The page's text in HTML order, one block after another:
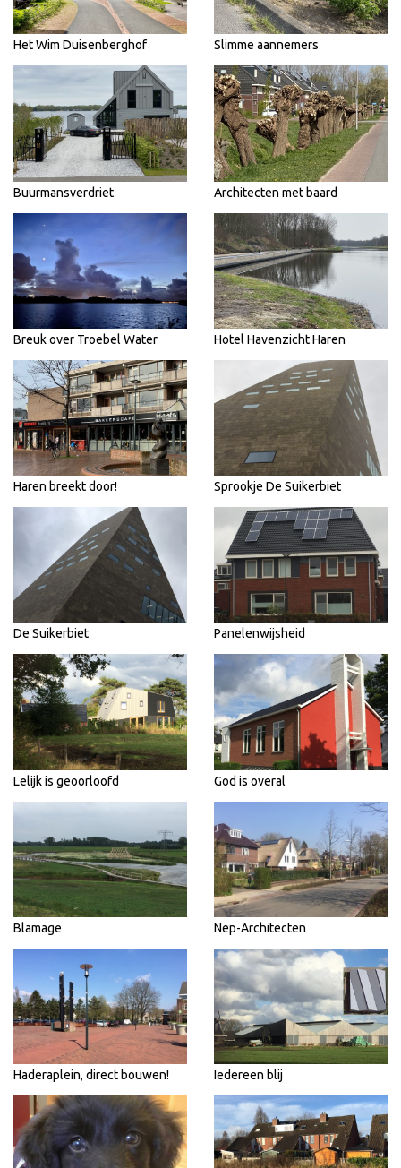
Het Wim Duisenberghof Slimme aannemers
Buurmansverdriet Architecten met baard
Breuk over Troebel Water Hotel Havenzicht Haren
Haren breekt door! Sprookje De Suikerbiet
De Suikerbiet Panelenwijsheid
Lelijk is geoorloofd God is overal
Blamage Nep-Architecten
Haderaplein, direct bouwen! Iedereen blij